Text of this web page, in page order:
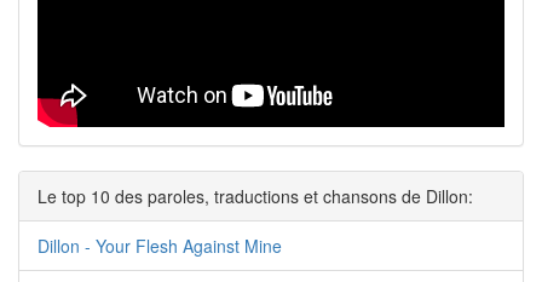
Le top 10 des paroles, traductions et chansons de Dillon:
Dillon - Your Flesh Against Mine